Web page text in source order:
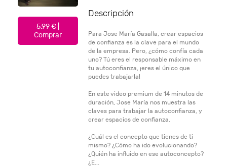
5.99 € |
Comprar
Descripción
Para Jose María Gasalla, crear espacios
de confianza es la clave para el mundo
de la empresa. Pero, ¿cómo confía cada
uno? Tú eres el responsable máximo en
tu autoconfianza, ¡eres el único que
puedes trabajarla!
En este video premium de 14 minutos de
duración, Jose María nos muestra las
claves para trabajar la autoconfianza, y
crear espacios de confianza.
¿Cuál es el concepto que tienes de ti
mismo? ¿Cómo ha ido evolucionando?
¿Quién ha influido en ese autoconcepto?
¿E...